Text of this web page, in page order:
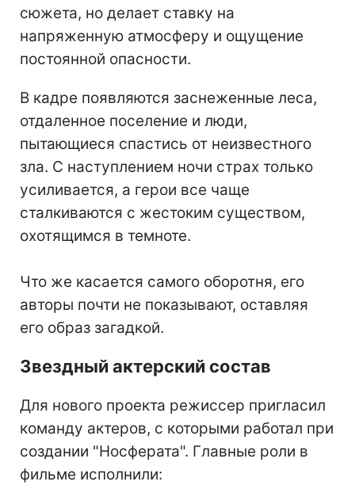
сюжета, но делает ставку на
напряженную атмосферу и ощущение
постоянной опасности.
В кадре появляются заснеженные леса,
отдаленное поселение и люди,
пытающиеся спастись от неизвестного
зла. С наступлением ночи страх только
усиливается, а герои все чаще
сталкиваются с жестоким существом,
охотящимся в темноте.
Что же касается самого оборотня, его
авторы почти не показывают, оставляя
его образ загадкой.
Звездный актерский состав
Для нового проекта режиссер пригласил
команду актеров, с которыми работал при
создании "Носферата". Главные роли в
фильме исполнили: